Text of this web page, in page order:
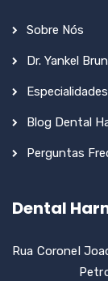
Sobre Nós
Dr. Yankel
Especialidades
Blog Dental
Perguntas
Dental
Rua Coronel